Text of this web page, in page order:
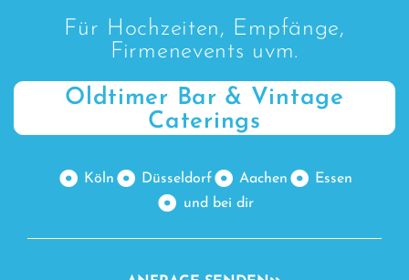
Für Hochzeiten, Empfänge,
Firmenevents uvm.
Oldtimer Bar & Vintage
Caterings
Köln Düsseldorf Aachen
Essen
und bei dir